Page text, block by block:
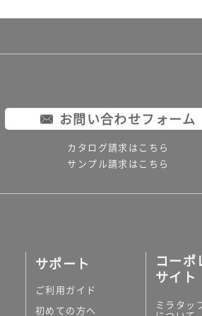
お問い合わせフォーム
カタログ請求はこちら
サンプル請求はこちら
サポート
ご利用ガイド
初めての方へ
コーポ
サイト
ミラタッ